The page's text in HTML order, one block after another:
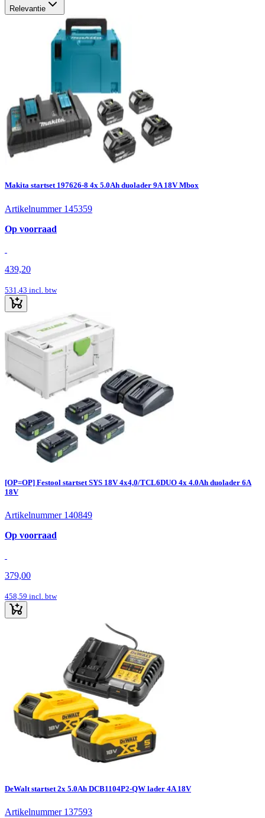
Relevantie
Makita startset 197626-8 4x 5.0Ah duolader 9A 18V Mbox
Artikelnummer 145359
Op voorraad
439,20
531,43 incl. btw
[OP=OP] Festool startset SYS 18V 4x4,0/TCL6DUO 4x 4.0Ah duolader 6A
18V
Artikelnummer 140849
Op voorraad
379,00
458,59 incl. btw
DeWalt startset 2x 5.0Ah DCB1104P2-QW lader 4A 18V
Artikelnummer 137593